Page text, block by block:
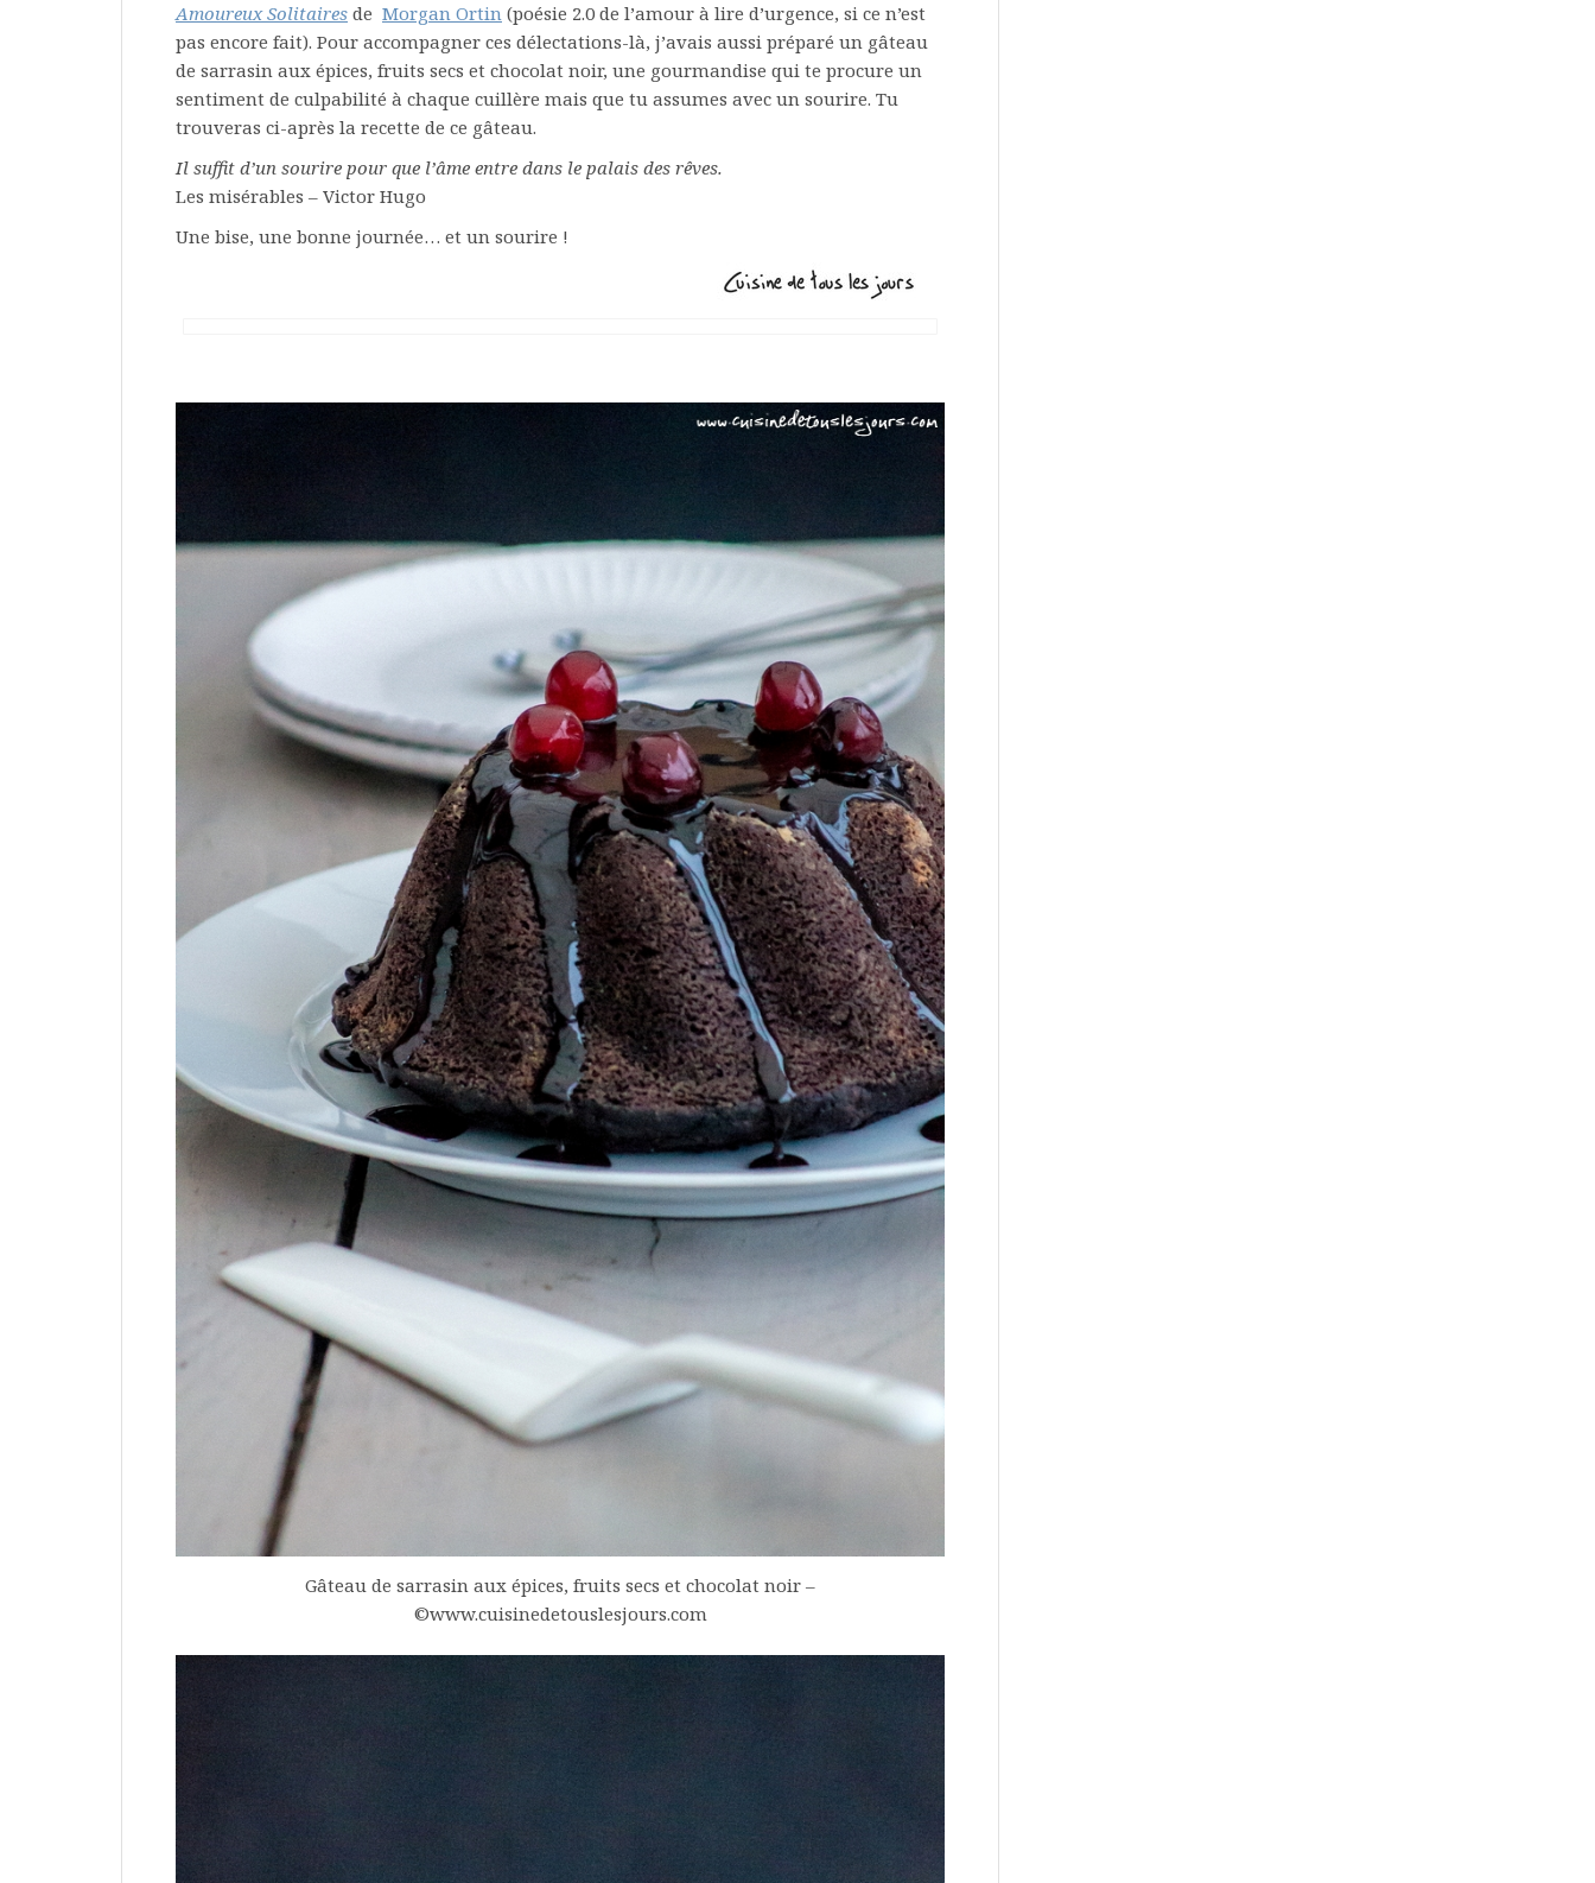
Amoureux Solitaires de Morgan Ortin (poésie 2.0 de l’amour à lire d’urgence, si ce n’est
pas encore fait). Pour accompagner ces délectations-là, j’avais aussi préparé un gâteau
de sarrasin aux épices, fruits secs et chocolat noir, une gourmandise qui te procure un
sentiment de culpabilité à chaque cuillère mais que tu assumes avec un sourire. Tu
trouveras ci-après la recette de ce gâteau.
Il suffit d’un sourire pour que l’âme entre dans le palais des rêves.
Les misérables – Victor Hugo
Une bise, une bonne journée… et un sourire !
Gâteau de sarrasin aux épices, fruits secs et chocolat noir –
©www.cuisinedetouslesjours.com